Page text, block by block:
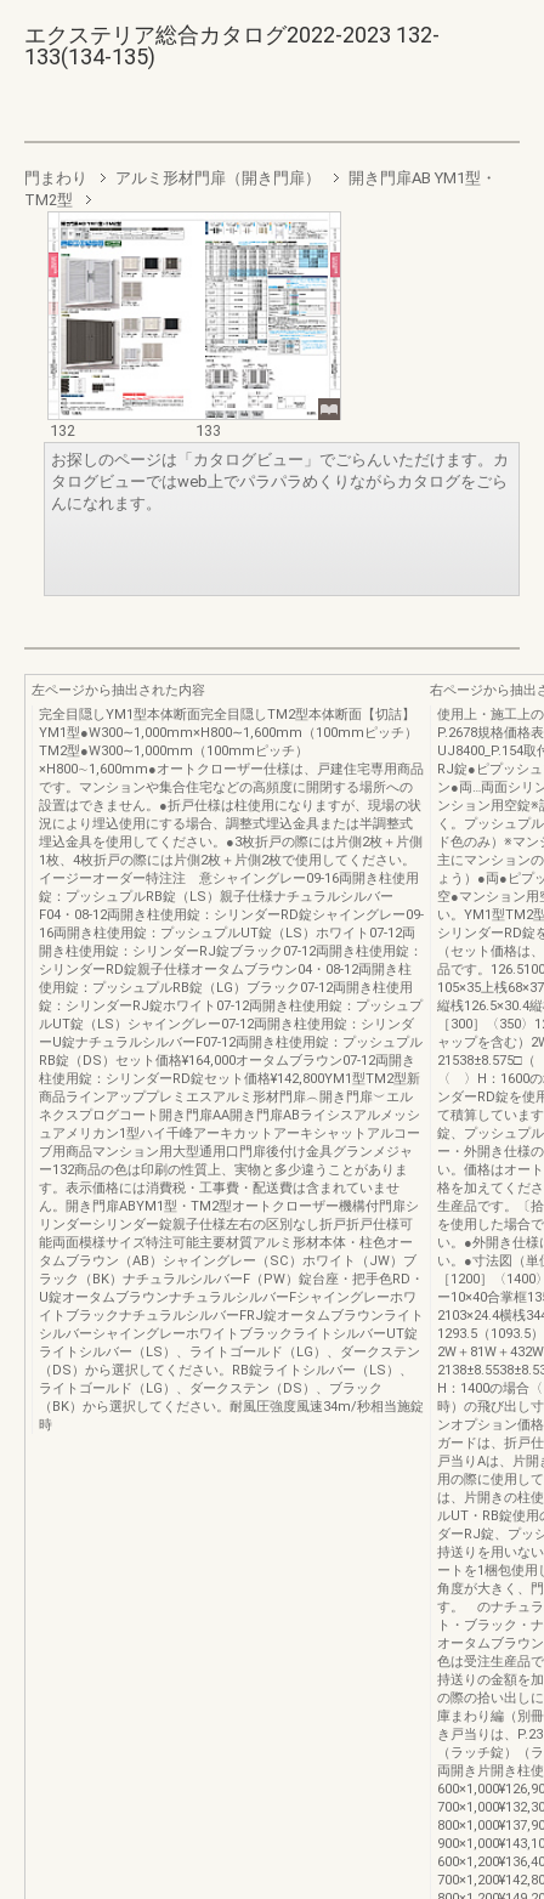
エクステリア総合カタログ2022-2023 132-
133(134-135)
門まわり アルミ形材門扉（開き門扉）
開き門扉AB YM1型・
TM2型
132
133
お探しのページは「カタログビュー」でごらんいただけます。カ
タログビューではweb上でパラパラめくりながらカタログをごら
んになれます。
左ページから抽出された内容
完全目隠しYM1型本体断面完全目隠しTM2型本体断面【切詰】
YM1型●W300∼1,000mm×H800∼1,600mm（100mmピッチ）
TM2型●W300∼1,000mm（100mmピッチ）
×H800∼1,600mm●オートクローザー仕様は、戸建住宅専用商品
です。マンションや集合住宅などの高頻度に開閉する場所への
設置はできません。●折戸仕様は柱使用になりますが、現場の状
況により埋込使用にする場合、調整式埋込金具または半調整式
埋込金具を使用してください。●3枚折戸の際には片側2枚＋片側
1枚、4枚折戸の際には片側2枚＋片側2枚で使用してください。
イージーオーダー特注注 意シャイングレー09-16両開き柱使用
錠：プッシュプルRB錠（LS）親子仕様ナチュラルシルバー
F04・08-12両開き柱使用錠：シリンダーRD錠シャイングレー09-
16両開き柱使用錠：プッシュプルUT錠（LS）ホワイト07-12両
開き柱使用錠：シリンダーRJ錠ブラック07-12両開き柱使用錠：
シリンダーRD錠親子仕様オータムブラウン04・08-12両開き柱
使用錠：プッシュプルRB錠（LG）ブラック07-12両開き柱使用
錠：シリンダーRJ錠ホワイト07-12両開き柱使用錠：プッシュプ
ルUT錠（LS）シャイングレー07-12両開き柱使用錠：シリンダ
ーU錠ナチュラルシルバーF07-12両開き柱使用錠：プッシュプル
RB錠（DS）セット価格¥164,000オータムブラウン07-12両開き
柱使用錠：シリンダーRD錠セット価格¥142,800YM1型TM2型新
商品ラインアッププレミエスアルミ形材門扉︵開き門扉︶エル
ネクスプログコート開き門扉AA開き門扉ABライシスアルメッシ
ュアメリカン1型ハイ千峰アーキカットアーキシャットアルコー
ブ用商品マンション用大型通用口門扉後付け金具グランメジャ
ー132商品の色は印刷の性質上、実物と多少違うことがありま
す。表示価格には消費税・工事費・配送費は含まれていませ
ん。開き門扉ABYM1型・TM2型オートクローザー機構付門扉シ
リンダーシリンダー錠親子仕様左右の区別なし折戸折戸仕様可
能両面模様サイズ特注可能主要材質アルミ形材本体・柱色オー
タムブラウン（AB）シャイングレー（SC）ホワイト（JW）ブ
ラック（BK）ナチュラルシルバーF（PW）錠台座・把手色RD・
U錠オータムブラウンナチュラルシルバーFシャイングレーホワ
イトブラックナチュラルシルバーFRJ錠オータムブラウンライト
シルバーシャイングレーホワイトブラックライトシルバーUT錠
ライトシルバー（LS）、ライトゴールド（LG）、ダークステン
（DS）から選択してください。RB錠ライトシルバー（LS）、
ライトゴールド（LG）、ダークステン（DS）、ブラック
（BK）から選択してください。耐風圧強度風速34m/秒相当施錠
時
右ページから抽出
使用上・施工上
P.2678規格価格
UJ8400_P.154
RJ錠●ピプッシ
ン●両…両面シリ
ンション用空錠※
く。プッシュプ
ド色のみ）※マ
主にマンション
ょう）●両●ピプ
空●マンション用
い。YM1型TM2
シリンダーRD錠
（セット価格は
品です。
105×35上桟
縦桟126.5×30.4
［300］〈350
ャップを含む）
21538±8.575□
〈 〉H：1600
ンダーRD錠を使
て積算していま
錠、プッシュプ
ー・外開き仕様
い。価格はオー
格を加えてくだ
生産品です。〔
を使用した場合
い。●外開き仕様
い。●寸法図（
［1200］〈
ー10×40合掌框
2103×24.4横桟
1293.5（1093.5
2W＋81W＋
H：1400の場合
時）の飛び出し
ンオプション価
ガードは、折戸
戸当りAは、片
用の際に使用し
は、片開きの柱
ルUT・RB錠使
ダーRJ錠、プッ
持送りを用いな
ートを1梱包使用
角度が大きく、
す。 のナチュラ
ト・ブラック・
オータムブラウ
色は受注生産品
持送りの金額を
の際の拾い出し
庫まわり編（別
き戸当りは、
（ラッチ錠）（
両開き片開き柱